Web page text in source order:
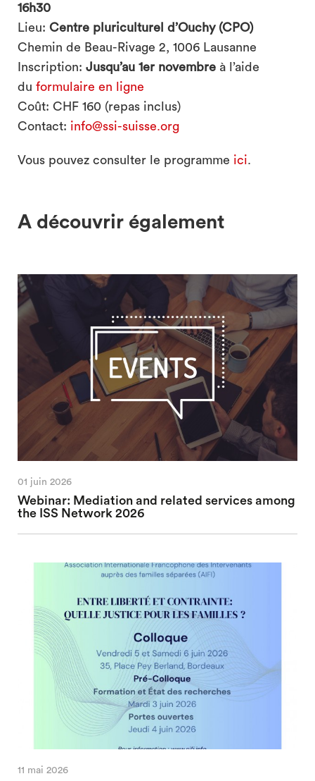
16h30
Lieu: Centre pluriculturel d’Ouchy (CPO)
Chemin de Beau-Rivage 2, 1006 Lausanne
Inscription: Jusqu’au 1er novembreà l’aide
du formulaire en ligne
Coût: CHF 160 (repas inclus)
Contact: info@ssi-suisse.org
Vous pouvez consulter le programme ici.
A découvrir également
01 juin 2026
Webinar: Mediation and related services among
the ISS Network 2026
11 mai 2026